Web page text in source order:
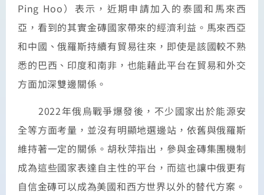
Ping Hoo）表示，近期申請加入的泰國和馬來西
亞，看到的其實金磚國家帶來的經濟利益。馬來西亞
和中國、俄羅斯持續有貿易往來，即使是該國較不熟
悉的巴西、印度和南非，也能藉此平台在貿易和外交
方面加深雙邊關係。
2022年俄烏戰爭爆發後，不少國家出於能源安
全等方面考量，並沒有明顯地選邊站，依舊與俄羅斯
維持著一定的關係。胡秋萍指出，參與金磚集團機制
成為這些國家表達自主性的平台，而這也讓中俄更有
自信金磚可以成為美國和西方世界以外的替代方案。